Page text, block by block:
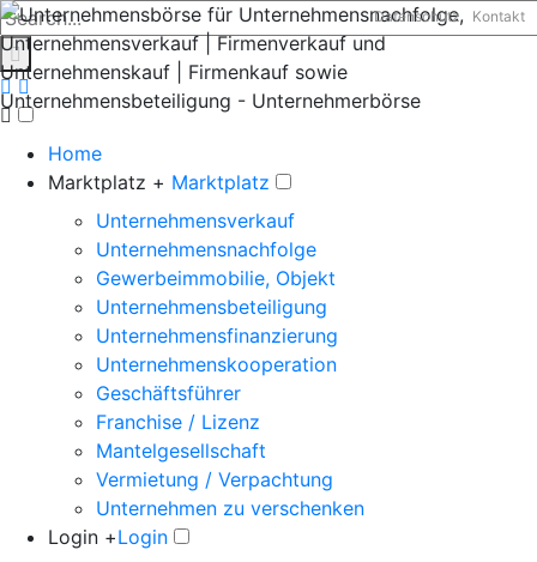
Datenschutz Kontakt
Home
Marktplatz + Marktplatz
Unternehmensverkauf
Unternehmensnachfolge
Gewerbeimmobilie, Objekt
Unternehmensbeteiligung
Unternehmensfinanzierung
Unternehmenskooperation
Geschäftsführer
Franchise / Lizenz
Mantelgesellschaft
Vermietung / Verpachtung
Unternehmen zu verschenken
Login +Login